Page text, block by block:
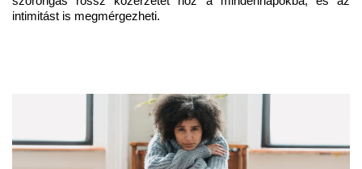
intimitást is megmérgezheti.